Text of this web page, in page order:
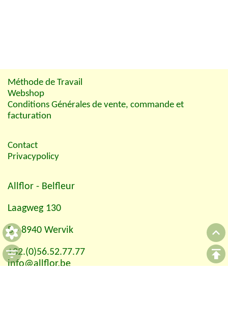
Méthode de Travail
Webshop
Conditions Générales de vente, commande et
facturation
Contact
Privacypolicy
Allflor - Belfleur
Laagweg 130
B - 8940 Wervik
+32.(0)56.52.77.77
info@allflor.be